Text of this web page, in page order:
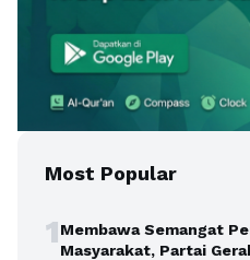
Most Popular
1Membawa Semangat
Masyarakat, Partai